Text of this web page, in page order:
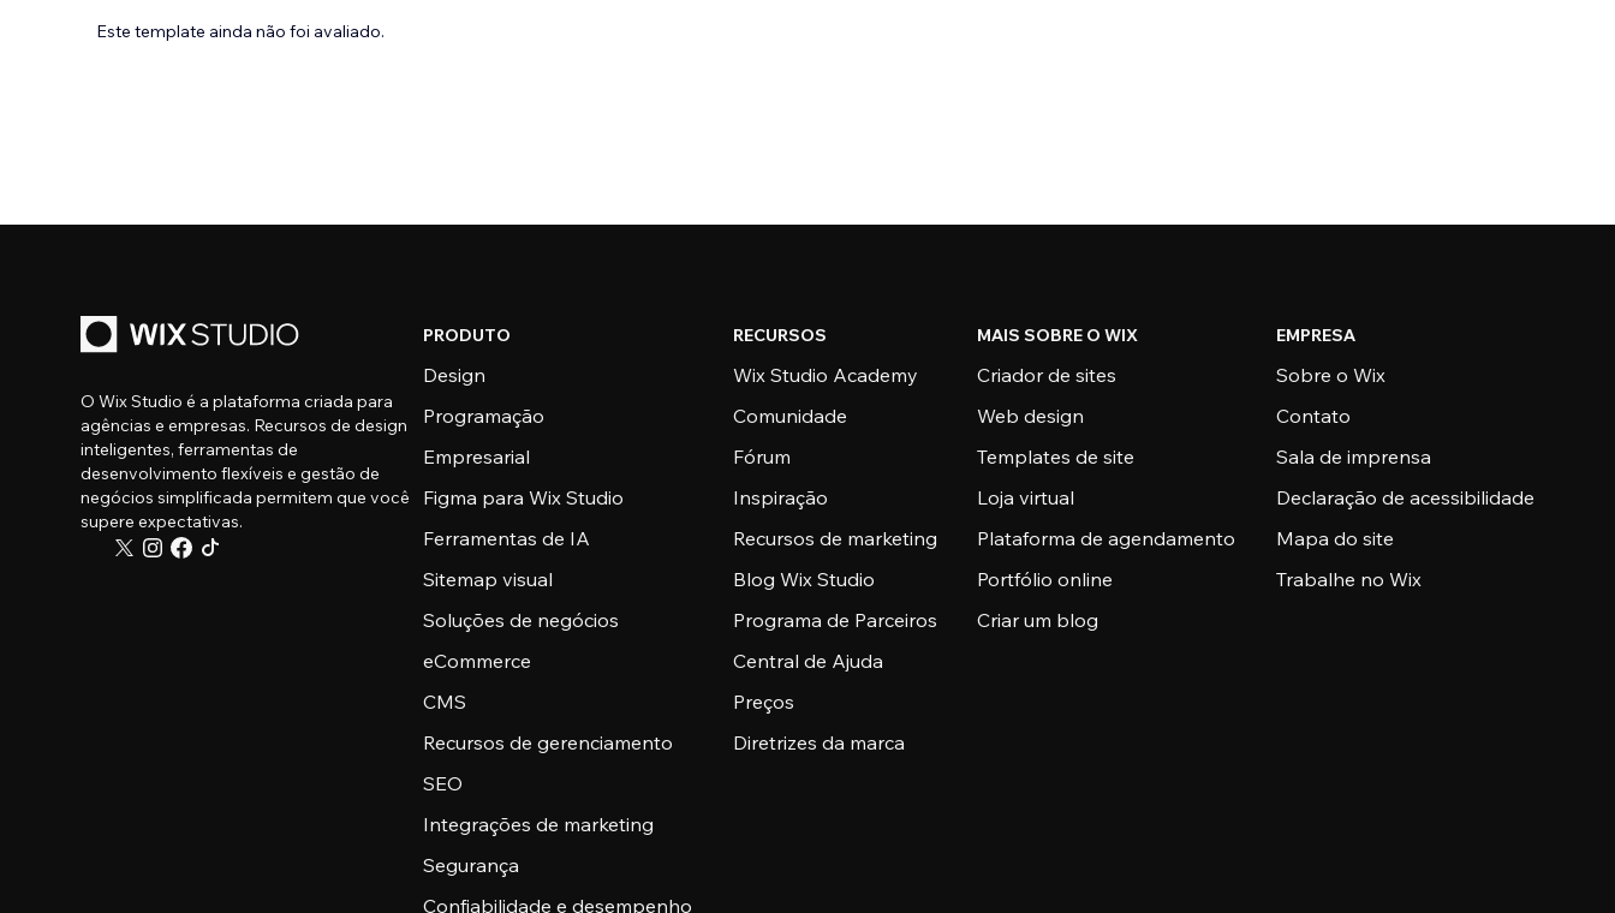
Este template ainda não foi avaliado.
O Wix Studio é a plataforma criada para
agências e empresas. Recursos de design
inteligentes, ferramentas de
desenvolvimento flexíveis e gestão de
negócios simplificada permitem que você
supere expectativas.
PRODUTO
Design
Programação
Empresarial
Figma para Wix Studio
Ferramentas de IA
Sitemap visual
Soluções de negócios
eCommerce
CMS
Recursos de gerenciamento
SEO
Integrações de marketing
Segurança
Confiabilidade e desempenho
RECURSOS
Wix Studio Academy
Comunidade
Fórum
Inspiração
Recursos de marketing
Blog Wix Studio
Programa de Parceiros
Central de Ajuda
Preços
Diretrizes da marca
MAIS SOBRE O WIX
Criador de sites
Web design
Templates de site
Loja virtual
Plataforma de agendamento
Portfólio online
Criar um blog
EMPRESA
Sobre o Wix
Contato
Sala de imprensa
Declaração de acessibilidade
Mapa do site
Trabalhe no Wix